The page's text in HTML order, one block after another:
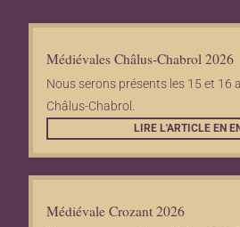
Médiévales Châlus-Chabrol 2026
Nous serons présents les 15 et 16
Châlus-Chabrol.
LIRE L'ARTICLE EN
Médiévale Crozant 2026